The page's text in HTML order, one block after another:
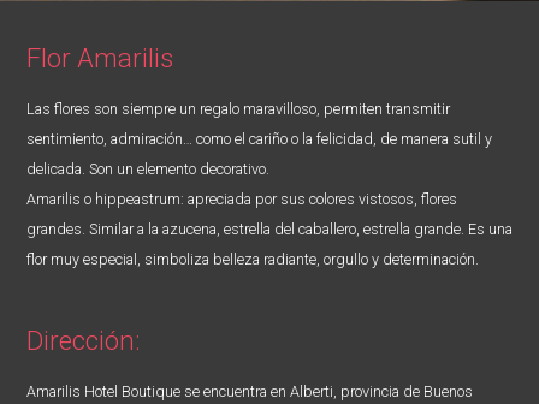
Flor Amarilis
Las flores son siempre un regalo maravilloso, permiten transmitir
sentimiento, admiración… como el cariño o la felicidad, de manera sutil y
delicada. Son un elemento decorativo.
Amarilis o hippeastrum: apreciada por sus colores vistosos, flores
grandes. Similar a la azucena, estrella del caballero, estrella grande. Es una
flor muy especial, simboliza belleza radiante, orgullo y determinación.
Dirección:
Amarilis Hotel Boutique se encuentra en Alberti, provincia de Buenos